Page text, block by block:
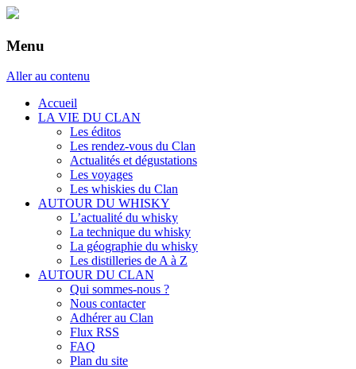
Menu
Aller au contenu
Accueil
LA VIE DU CLAN
Les éditos
Les rendez-vous du Clan
Actualités et dégustations
Les voyages
Les whiskies du Clan
AUTOUR DU WHISKY
L’actualité du whisky
La technique du whisky
La géographie du whisky
Les distilleries de A à Z
AUTOUR DU CLAN
Qui sommes-nous ?
Nous contacter
Adhérer au Clan
Flux RSS
FAQ
Plan du site